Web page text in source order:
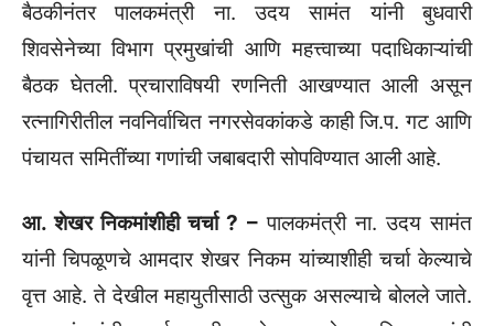
बैठकीनंतर पालकमंत्री ना. उदय सामंत यांनी बुधवारी
शिवसेनेच्या विभाग प्रमुखांची आणि महत्त्वाच्या पदाधिकाऱ्यांची
बैठक घेतली. प्रचाराविषयी रणनिती आखण्यात आली असून
रत्नागिरीतील नवनिर्वाचित नगरसेवकांकडे काही जि.प. गट आणि
पंचायत समितींच्या गणांची जबाबदारी सोपविण्यात आली आहे.
आ. शेखर निकमांशीही चर्चा ? –पालकमंत्री ना. उदय सामंत
यांनी चिपळूणचे आमदार शेखर निकम यांच्याशीही चर्चा केल्याचे
वृत्त आहे. ते देखील महायुतीसाठी उत्सुक असल्याचे बोलले जाते.